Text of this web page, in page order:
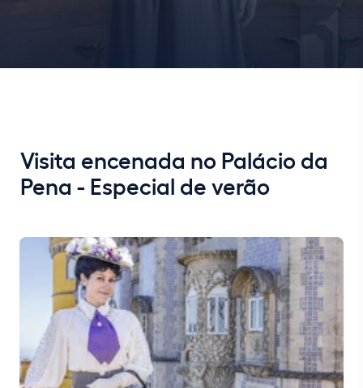
Visita encenada no Palácio da
Pena - Especial de verão